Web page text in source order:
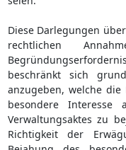
Diese Darlegungen
rechtlichen
beschränkt sich
anzugeben, welche
besondere
Verwaltungsaktes zu
Richtigkeit der